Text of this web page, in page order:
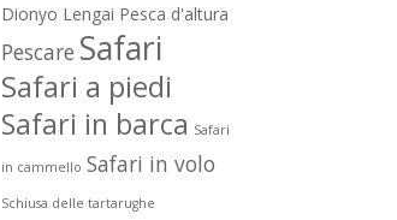
Dionyo Lengai Pesca d'altura
Pescare Safari
Safari a piedi
Safari in barca Safari
in cammello Safari in volo
Schiusa delle tartarughe